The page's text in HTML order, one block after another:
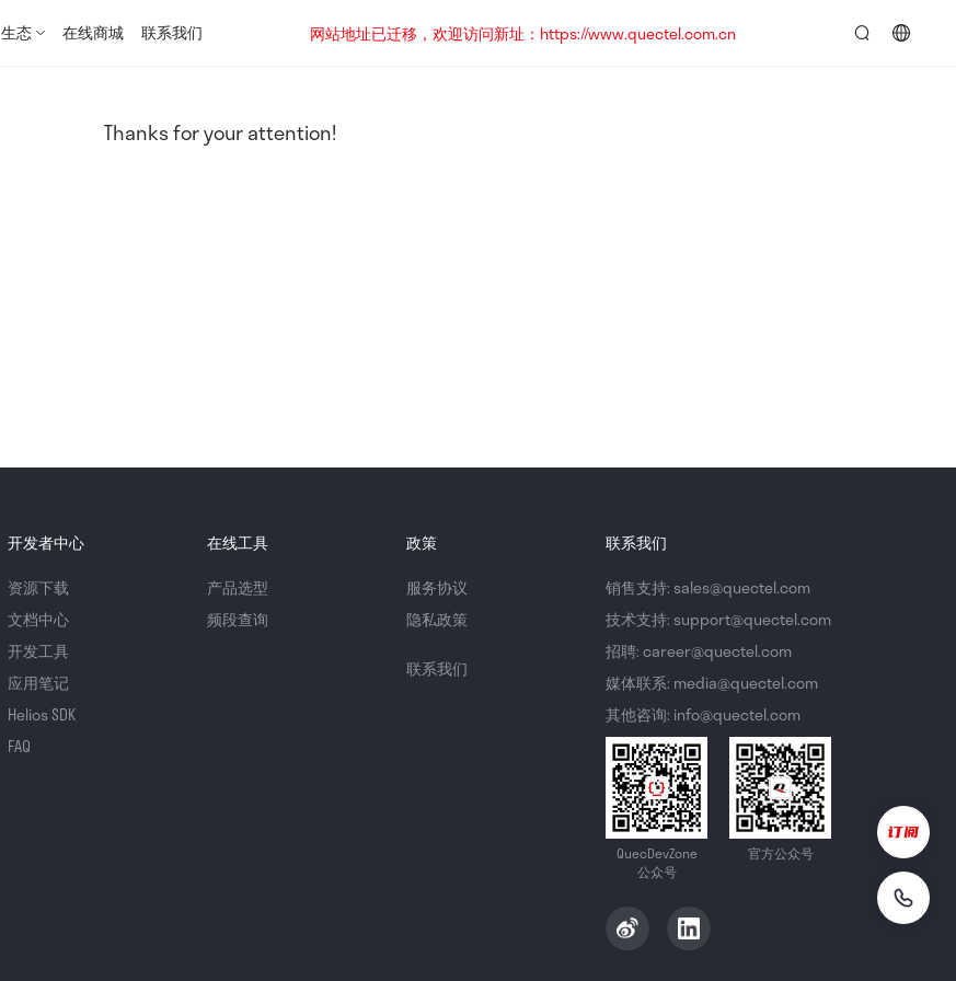
生态 在线商城 联系我们
网站地址已迁移，欢迎访问新址：https://www.quectel.com.cn
Thanks for your attention!
开发者中心
资源下载
文档中心
开发工具
应用笔记
Helios SDK
FAQ
在线工具
产品选型
频段查询
政策
服务协议
隐私政策
联系我们
联系我们
销售支持: sales@quectel.com
技术支持: support@quectel.com
招聘: career@quectel.com
媒体联系: media@quectel.com
其他咨询: info@quectel.com
QuecDevZone
公众号
官方公众号